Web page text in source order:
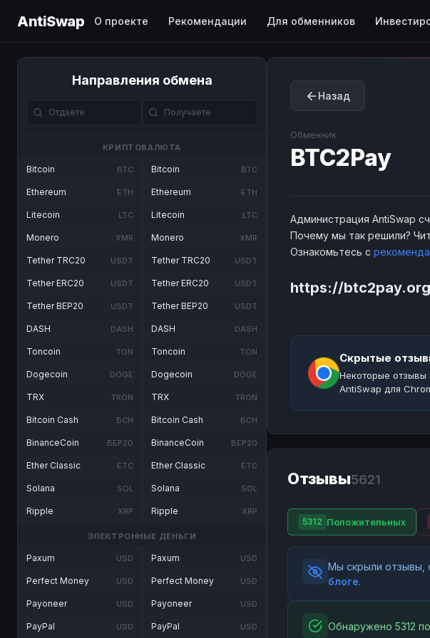
AntiSwap О проекте Рекомендации Для обменников
Направления обмена
КРИПТОВАЛЮТА
Bitcoin BTC
Ethereum ETH
Litecoin LTC
Monero XMR
Tether TRC20 USDT
Tether ERC20 USDT
Tether BEP20 USDT
DASH DASH
Toncoin TON
Dogecoin DOGE
TRX TRON
Bitcoin Cash BCH
BinanceCoin BEP20
Ether Classic ETC
Solana SOL
Ripple XRP
Bitcoin BTC
Ethereum ETH
Litecoin LTC
Monero XMR
Tether TRC20 USDT
Tether ERC20 USDT
Tether BEP20 USDT
DASH DASH
Toncoin TON
Dogecoin DOGE
TRX TRON
Bitcoin Cash BCH
BinanceCoin BEP20
Ether Classic ETC
Solana SOL
Ripple XRP
ЭЛЕКТРОННЫЕ ДЕНЬГИ
Paxum USD
Perfect Money USD
Payoneer USD
PayPal USD
Paxum USD
Perfect Money USD
Payoneer USD
PayPal USD
Назад
Обменник
BTC2Pay
Администрация AntiSwap
Почему мы так решили?
Ознакомьтесь с
https://btc2pay.org
Скрытые
Некоторые отзывы
AntiSwap для
Отзывы5621
5312 Положительных
Мы скрыли отзывы,
блоге.
Обнаружено 5312